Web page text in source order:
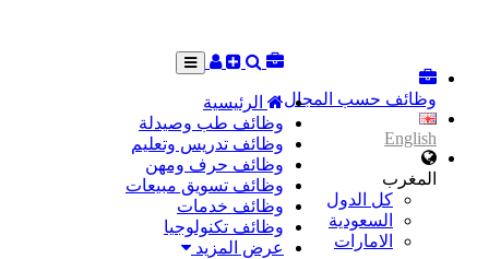
وظائف حسب المجال
English
المغرب
كل الدول
السعودية
الامارات
الرئيسية
وظائف طب وصيدلة
وظائف تدريس وتعليم
وظائف حرف ومهن
وظائف تسويق مبيعات
وظائف خدمات
وظائف تكنولوجيا
عرض المزيد